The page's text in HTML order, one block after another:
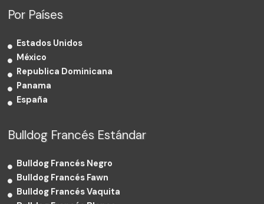
Por Países
Estados Unidos
México
Republica Dominicana
Panama
España
Bulldog Francés Estándar
Bulldog Francés Negro
Bulldog Francés Fawn
Bulldog Francés Vaquita